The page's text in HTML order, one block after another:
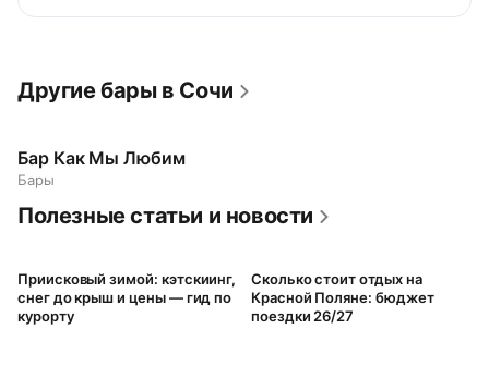
Другие бары в Сочи
Бар Как Мы Любим
Бары
Полезные статьи и новости
Приисковый зимой: кэтскиинг,
снег до крыш и цены — гид по
курорту
Сколько стоит отдых на
Красной Поляне: бюджет
поездки 26/27